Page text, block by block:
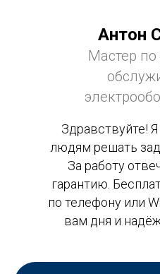
Антон
Мастер
Здравствуйте!
людям решать
За работу
гарантию.
по телефону или
вам дня и